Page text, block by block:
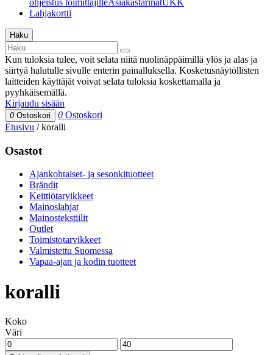
ohjeistus toimittajilleAsiakastarinatUKK
Lahjakortti
Haku
Kun tuloksia tulee, voit selata niitä nuolinäppäimillä ylös ja alas ja
siirtyä halutulle sivulle enterin painalluksella. Kosketusnäytöllisten
laitteiden käyttäjät voivat selata tuloksia koskettamalla ja
pyyhkäisemällä.
Kirjaudu sisään
0 Ostoskori 0 Ostoskori
Etusivu /koralli
Osastot
Ajankohtaiset- ja sesonkituotteet
Brändit
Keittiötarvikkeet
Mainoslahjat
Mainostekstiilit
Outlet
Toimistotarvikkeet
Valmistettu Suomessa
Vapaa-ajan ja kodin tuotteet
koralli
Koko
Väri